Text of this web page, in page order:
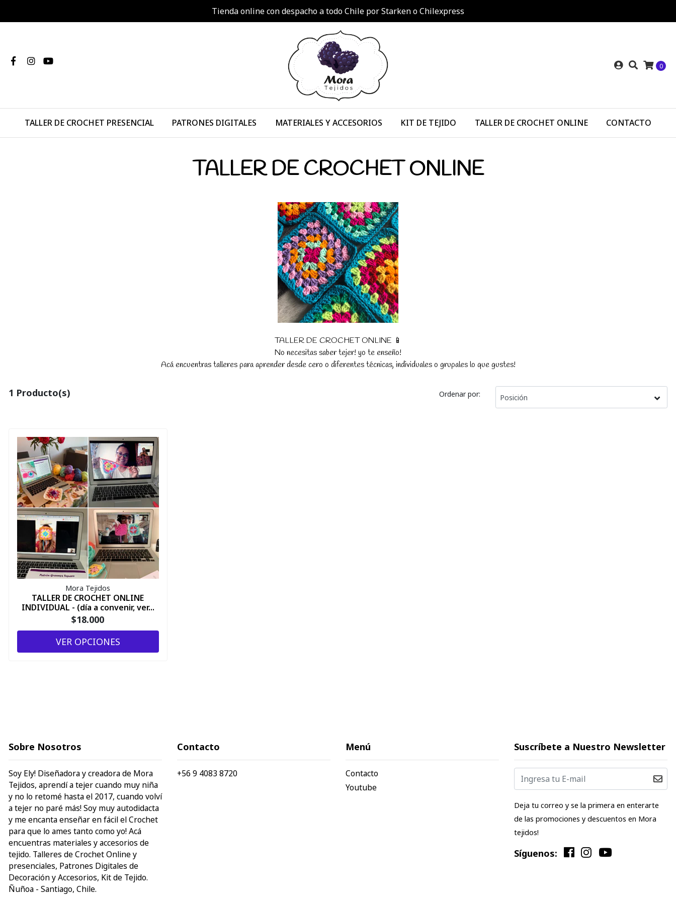
Tienda online con despacho a todo Chile por Starken o Chilexpress
0
TALLER DE CROCHET PRESENCIAL PATRONES DIGITALES MATERIALES Y ACCESORIOS KIT DE TEJIDO TALLER DE CROCHET ONLINE CONTACTO
TALLER DE CROCHET ONLINE
TALLER DE CROCHET ONLINE 📱
No necesitas saber tejer! yo te enseño!
Acá encuentras talleres para aprender desde cero o diferentes técnicas, individuales o grupales lo que gustes!
1 Producto(s) Ordenar por:
Mora Tejidos
TALLER DE CROCHET ONLINE
INDIVIDUAL - (día a convenir, ver...
$18.000
VER OPCIONES
Sobre Nosotros
Soy Ely! Diseñadora y creadora de Mora
Tejidos, aprendí a tejer cuando muy niña
y no lo retomé hasta el 2017, cuando volví
a tejer no paré más! Soy muy autodidacta
y me encanta enseñar en fácil el Crochet
para que lo ames tanto como yo! Acá
encuentras materiales y accesorios de
tejido. Talleres de Crochet Online y
presenciales, Patrones Digitales de
Decoración y Accesorios, Kit de Tejido.
Ñuñoa - Santiago, Chile.
Contacto
+56 9 4083 8720
Menú
Contacto
Youtube
Suscríbete a Nuestro Newsletter
Deja tu correo y se la primera en enterarte
de las promociones y descuentos en Mora
tejidos!
Síguenos: